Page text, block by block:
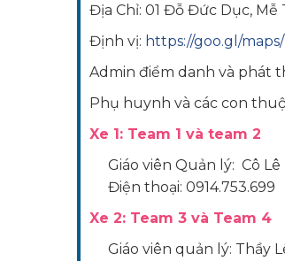
Địa Chỉ: 01 Đỗ Đức Dục, Mễ
Định vị: https://goo.gl/
Admin điểm danh và phát
Phụ huynh và các con
Xe 1: Team 1 và team 2
Giáo viên Quản lý: Cô
Điện thoại: 0914.753.699
Xe 2: Team 3 và Team 4
Giáo viên quản lý: Thầy